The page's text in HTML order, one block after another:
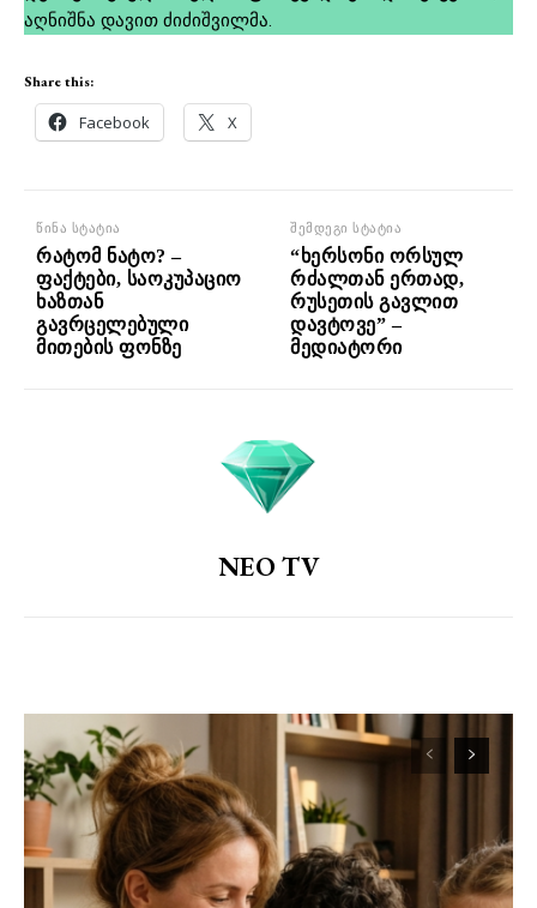
აღნიშნა დავით ძიძიშვილმა.
Share this:
Facebook X
წინა სტატია
რატომ ნატო? –
ფაქტები, საოკუპაციო
ხაზთან
გავრცელებული
მითების ფონზე
შემდეგი სტატია
“ხერსონი ორსულ
რძალთან ერთად,
რუსეთის გავლით
დავტოვე” –
მედიატორი
NEO TV